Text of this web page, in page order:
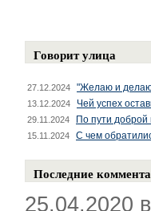
Говорит улица
27.12.2024 "Желаю и
13.12.2024 Чей успех
29.11.2024 По пути доброй
15.11.2024 С чем
Последние
25.04.2020